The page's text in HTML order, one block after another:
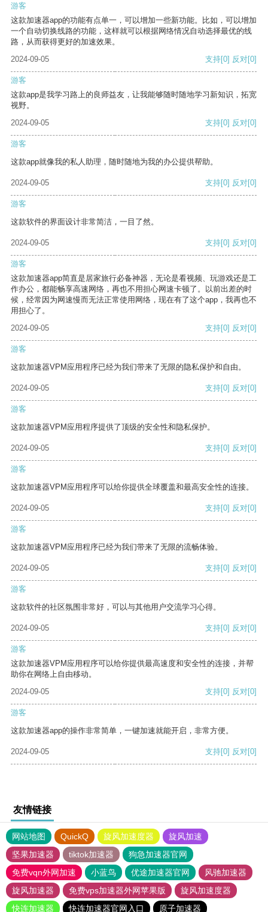
游客
这款加速器app的功能有点单一，可以增加一些新功能。比如，可以增加
一个自动切换线路的功能，这样就可以根据网络情况自动选择最优的线
路，从而获得更好的加速效果。
2024-09-05
支持[0] 反对[0]
游客
这款app是我学习路上的良师益友，让我能够随时随地学习新知识，拓宽
视野。
2024-09-05
支持[0] 反对[0]
游客
这款app就像我的私人助理，随时随地为我的办公提供帮助。
2024-09-05 支持[0] 反对[0]
游客
这款软件的界面设计非常简洁，一目了然。
2024-09-05 支持[0] 反对[0]
游客
这款加速器app简直是居家旅行必备神器，无论是看视频、玩游戏还是工
作办公，都能畅享高速网络，再也不用担心网速卡顿了。以前出差的时
候，经常因为网速慢而无法正常使用网络，现在有了这个app，我再也不
用担心了。
2024-09-05
支持[0] 反对[0]
游客
这款加速器VPM应用程序已经为我们带来了无限的隐私保护和自由。
2024-09-05 支持[0] 反对[0]
游客
这款加速器VPM应用程序提供了顶级的安全性和隐私保护。
2024-09-05 支持[0] 反对[0]
游客
这款加速器VPM应用程序可以给你提供全球覆盖和最高安全性的连接。
2024-09-05 支持[0] 反对[0]
游客
这款加速器VPM应用程序已经为我们带来了无限的流畅体验。
2024-09-05 支持[0] 反对[0]
游客
这款软件的社区氛围非常好，可以与其他用户交流学习心得。
2024-09-05 支持[0] 反对[0]
游客
这款加速器VPM应用程序可以给你提供最高速度和安全性的连接，并帮
助你在网络上自由移动。
2024-09-05
支持[0] 反对[0]
游客
这款加速器app的操作非常简单，一键加速就能开启，非常方便。
2024-09-05 支持[0] 反对[0]
友情链接
网站地图 QuickQ 旋风加速度器
旋风加速
坚果加速器
tiktok加速器
狗急加速器官网
免费vqn外网加速
小蓝鸟 优途加速器官网
风驰加速器
旋风加速器
免费vps加速器外网苹果版
旋风加速度器
快连加速器
快连加速器官网入口 原子加速器